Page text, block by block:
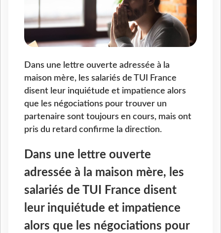
Dans une lettre ouverte adressée à la
maison mère, les salariés de TUI France
disent leur inquiétude et impatience alors
que les négociations pour trouver un
partenaire sont toujours en cours, mais ont
pris du retard confirme la direction.
Dans une lettre ouverte
adressée à la maison mère, les
salariés de TUI France disent
leur inquiétude et impatience
alors que les négociations pour